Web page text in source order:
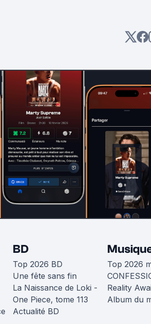
BD
Top 2026 BD
Une fête sans fin
La Naissance de Loki -
One Piece, tome 113
Actualité BD
Top 2026
Reality
Album du